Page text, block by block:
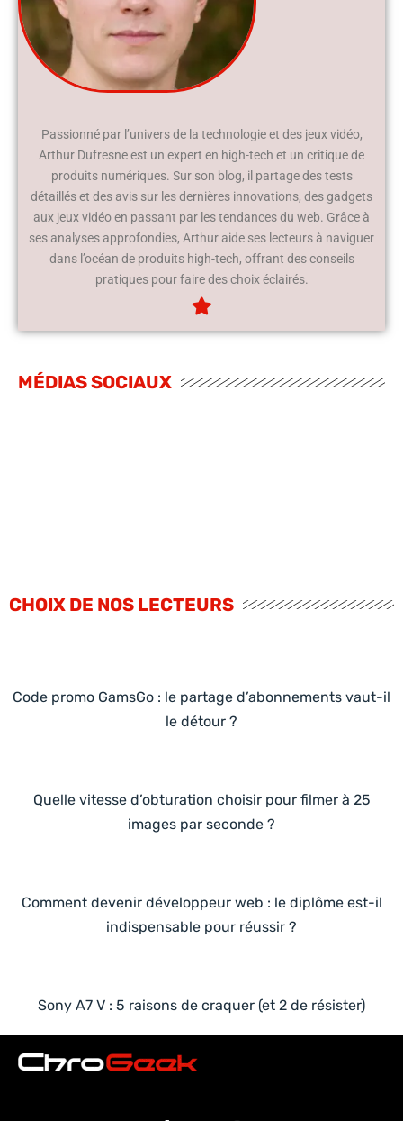
Passionné par l’univers de la technologie et des jeux vidéo,
Arthur Dufresne est un expert en high-tech et un critique de
produits numériques. Sur son blog, il partage des tests
détaillés et des avis sur les dernières innovations, des gadgets
aux jeux vidéo en passant par les tendances du web. Grâce à
ses analyses approfondies, Arthur aide ses lecteurs à naviguer
dans l’océan de produits high-tech, offrant des conseils
pratiques pour faire des choix éclairés.
MÉDIAS SOCIAUX
CHOIX DE NOS LECTEURS
Code promo GamsGo : le partage d’abonnements vaut-il
le détour ?
Quelle vitesse d’obturation choisir pour filmer à 25
images par seconde ?
Comment devenir développeur web : le diplôme est-il
indispensable pour réussir ?
Sony A7 V : 5 raisons de craquer (et 2 de résister)